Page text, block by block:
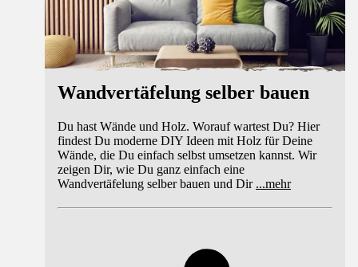
Wandvertäfelung selber bauen
Du hast Wände und Holz. Worauf wartest Du? Hier
findest Du moderne DIY Ideen mit Holz für Deine
Wände, die Du einfach selbst umsetzen kannst. Wir
zeigen Dir, wie Du ganz einfach eine
Wandvertäfelung selber bauen und Dir ...mehr